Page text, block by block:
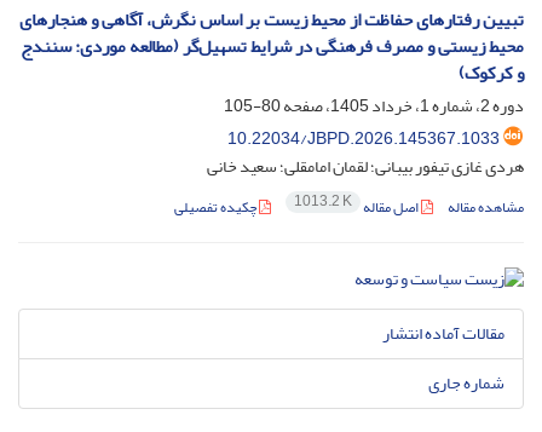
تبیین رفتارهای حفاظت از محیط زیست بر اساس نگرش، آگاهی و هنجارهای
محیط‌‌ زیستی و مصرف فرهنگی در شرایط تسهیل‌گر (مطالعه موردی: سنندج
و کرکوک)
دوره 2، شماره 1، خرداد 1405، صفحه
80-105
10.22034/JBPD.2026.145367.1033
هردی غازی تیفور بیبانی؛ لقمان امامقلی؛ سعید خانی
مشاهده مقاله اصل مقاله 1013.2 K چکیده تفصیلی
مقالات آماده انتشار
شماره جاری